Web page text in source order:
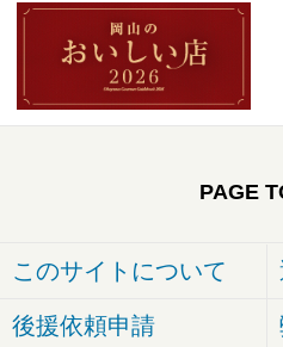
PAGE
このサイトについて
後援依頼申請